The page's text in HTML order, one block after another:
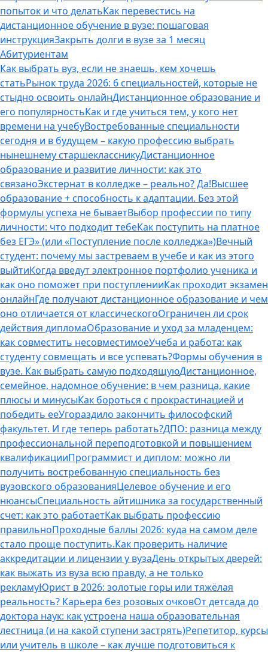
попыток и что делатьКак перевестись на
дистанционное обучение в вузе: пошаговая
инструкцияЗакрыть долги в вузе за 1 месяц
Абитуриентам
Как выбрать вуз, если не знаешь, кем хочешь
статьРынок труда 2026: 6 специальностей, которые не
стыдно освоить онлайнДистанционное образование и
его популярностьКак и где учиться тем, у кого нет
времени на учебуВостребованные специальности
сегодня и в будущем – какую профессию выбрать
нынешнему старшеклассникуДистанционное
образование и развитие личности: как это
связаноЭкстернат в колледже – реально? Да!Высшее
образование + способность к адаптации. Без этой
формулы успеха не бываетВыбор профессии по типу
личности: что подходит тебеКак поступить на платное
без ЕГЭ» (или «Поступление после колледжа»)Вечный
студент: почему мы застреваем в учебе и как из этого
выйтиКогда введут электронное портфолио ученика и
как оно поможет при поступленииКак проходит экзамен
онлайнГде получают дистанционное образование и чем
оно отличается от классическогоОграничен ли срок
действия дипломаОбразование и уход за младенцем:
как совместить несовместимоеУчеба и работа: как
студенту совмещать и все успевать?Формы обучения в
вузе. Как выбрать самую подходящуюДистанционное,
семейное, надомное обучение: в чем разница, какие
плюсы и минусыКак бороться с прокрастинацией и
победить ееУгораздило закончить философский
факультет. И где теперь работать?ДПО: разница между
профессиональной переподготовкой и повышением
квалификацииПрограммист и диплом: можно ли
получить востребованную специальность без
вузовского образованияЦелевое обучение и его
нюансыСпециальность айтишника за государственный
счет: как это работаетКак выбрать профессию
правильноПроходные баллы 2026: куда на самом деле
стало проще поступить.Как проверить наличие
аккредитации и лицензии у вузаДень открытых дверей:
как выжать из вуза всю правду, а не только
рекламуЮрист в 2026: золотые горы или тяжёлая
реальность? Карьера без розовых очковОт детсада до
доктора наук: как устроена наша образовательная
лестница (и на какой ступени застрять)Репетитор, курсы
или учитель в школе – как лучше подготовиться к